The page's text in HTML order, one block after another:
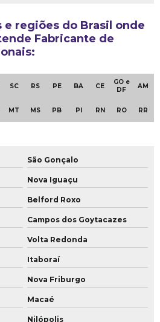
entrega
pó
regiões do Brasil onde
Fabricante de
SC RS PE BA CE
GO e
DF
AM
MT MS PB PI RN RO RR
São Gonçalo
Nova Iguaçu
Belford Roxo
Campos dos Goytacazes
Volta Redonda
Itaboraí
Nova Friburgo
Macaé
Nilópolis